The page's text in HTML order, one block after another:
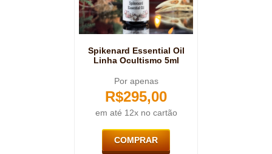
Spikenard Essential Oil
Linha Ocultismo 5ml
Por apenas
R$295,00
em até 12x no cartão
COMPRAR